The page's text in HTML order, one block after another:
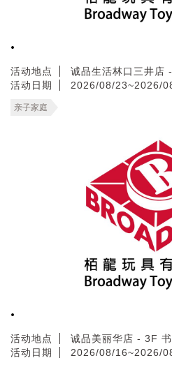
.
活动地点
诚品生活林口三井店
活动日期
2026/08/23~2026/
亲子家庭
.
活动地点
诚品美丽华店 - 3F
活动日期
2026/08/16~2026/